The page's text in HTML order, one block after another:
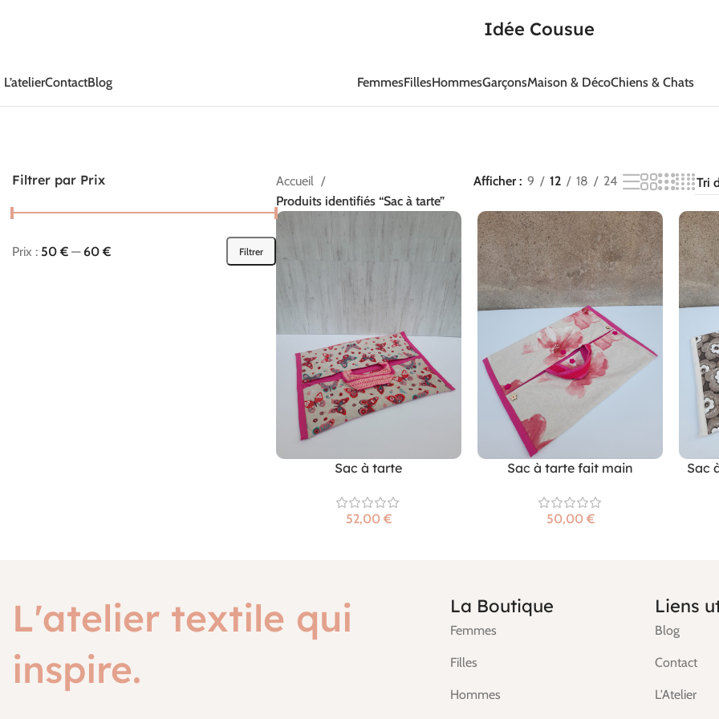
Idée Cousue
L’atelierContactBlog FemmesFillesHommesGarçonsMaison & DécoChiens & Chats
Filtrer par Prix
Filtrer
Prix : 50 € —60 €
Accueil
Produits identifiés “Sac à tarte”
Afficher 9 12 18 24
Sac à tarte
€
Sac à tarte fait main
€
Sac
L'atelier textile qui
inspire.
La Boutique
Femmes
Filles
Hommes
Liens
Blog
Contact
L'Atelier